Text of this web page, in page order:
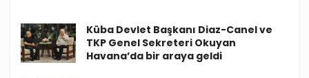
Küba Devlet Başkanı Diaz-Canel ve
TKP Genel Sekreteri Okuyan
Havana’da bir araya geldi